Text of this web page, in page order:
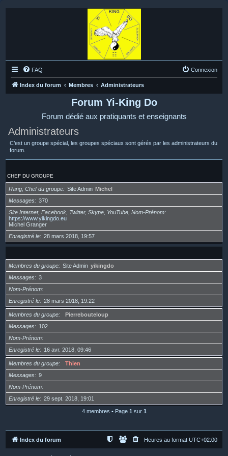
FAQ Connexion
Index du forum Membres Administrateurs
Forum Yi-King Do
Forum dédié aux pratiquants et enseignants
Administrateurs
C’est un groupe spécial, les groupes spéciaux sont gérés par les administrateurs du
forum.
CHEF DU GROUPE
Rang, Chef du groupe Site Admin Michel
Messages
370
Site Internet, Facebook, Twitter, Skype, YouTube, Nom-Prénom
https://www.yikingdo.eu
Michel Granger
Enregistré le
28 mars 2018, 19:57
Membres du groupe Site Admin yikingdo
Messages
3
Nom-Prénom
Enregistré le
28 mars 2018, 19:22
Membres du groupe
Pierrebouteloup
Messages
102
Nom-Prénom
Enregistré le
16 avr. 2018, 09:46
Membres du groupe
Thien
Messages
9
Nom-Prénom
Enregistré le
29 sept. 2018, 19:01
4 membres • Page 1 sur 1
Index du forum Heures au format UTC+02:00